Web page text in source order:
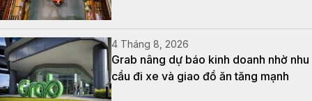
4 Tháng 8, 2026
Grab nâng dự báo kinh doanh nhờ nhu
cầu đi xe và giao đồ ăn tăng mạnh